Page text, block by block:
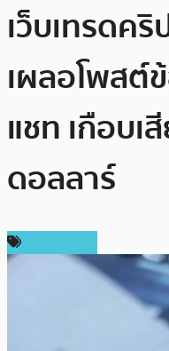
เว็บเทรดคริ
เผลอโพสต์
แชท เกือบเ
ดอลลาร์